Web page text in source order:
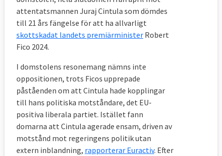
attentatsmannen Juraj Cintula som dömdes
till 21 års fängelse för att ha allvarligt
skottskadat landets premiärminister Robert
Fico 2024.
I domstolens resonemang nämns inte
oppositionen, trots Ficos upprepade
påståenden om att Cintula hade kopplingar
till hans politiska motståndare, det EU-
positiva liberala partiet. Istället fann
domarna att Cintula agerade ensam, driven av
motstånd mot regeringens politik utan
extern inblandning, rapporterar Euractiv. Efter